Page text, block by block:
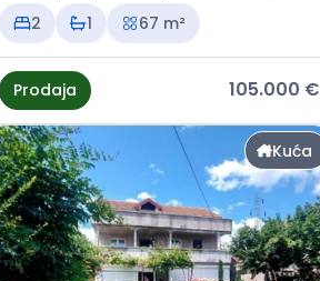
2
1 67 m²
Prodaja 105.000 €
Kuća